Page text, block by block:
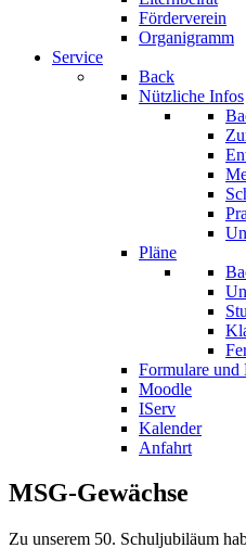
Förderverein
Organigramm
Service
Back
Nützliche Infos
Pläne
Formulare und
Moodle
IServ
Kalender
Anfahrt
MSG-Gewächse
Zu unserem 50. Schuljubiläum